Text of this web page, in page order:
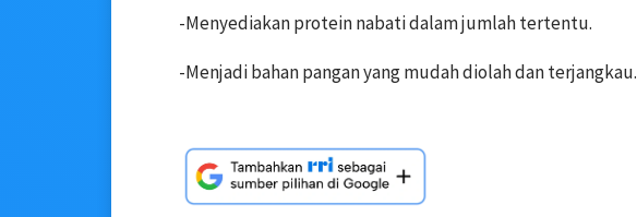
-Menyediakan protein nabati dalam jumlah tertentu.
-Menjadi bahan pangan yang mudah diolah dan terjangkau.